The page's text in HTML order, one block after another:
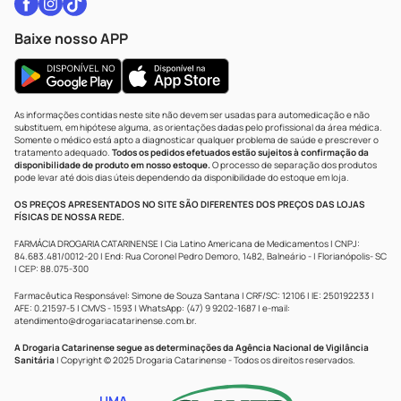
Baixe nosso APP
As informações contidas neste site não devem ser usadas para automedicação e não
substituem, em hipótese alguma, as orientações dadas pelo profissional da área médica.
Somente o médico está apto a diagnosticar qualquer problema de saúde e prescrever o
tratamento adequado. Todos os pedidos efetuados estão sujeitos à confirmação da
disponibilidade de produto em nosso estoque.O processo de separação dos produtos
pode levar até dois dias úteis dependendo da disponibilidade do estoque em loja.
OS PREÇOS APRESENTADOS NO SITE SÃO DIFERENTES DOS PREÇOS DAS LOJAS
FÍSICAS DE NOSSA REDE.
FARMÁCIA DROGARIA CATARINENSE | Cia Latino Americana de Medicamentos | CNPJ:
84.683.481/0012-20 | End: Rua Coronel Pedro Demoro, 1482, Balneário - | Florianópolis- SC
| CEP: 88.075-300
Farmacêutica Responsável: Simone de Souza Santana | CRF/SC: 12106 | IE: 250192233 |
AFE: 0.21597-5 | CMVS - 1593 | WhatsApp: (47) 9 9202-1687 | e-mail:
atendimento@drogariacatarinense.com.br.
A Drogaria Catarinense segue as determinações da Agência Nacional de Vigilância
Sanitária | Copyright © 2025 Drogaria Catarinense - Todos os direitos reservados.